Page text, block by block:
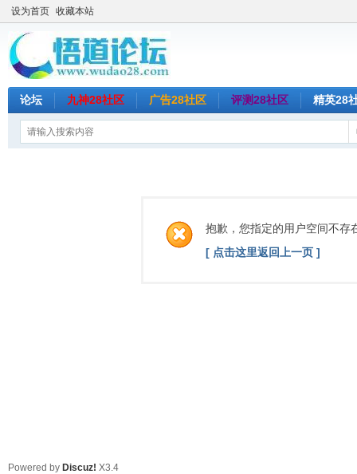
设为首页 收藏本站
论坛 九神28社区 广告28社区 评测28社区 精英28
抱歉，您指定的用户空间不存
[ 点击这里返回上一页 ]
Powered by Discuz! X3.4